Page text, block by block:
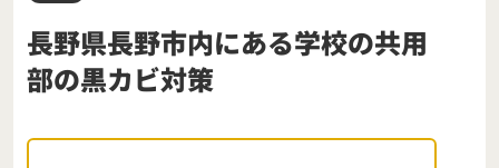
長野県長野市内にある学校の共用
部の黒カビ対策